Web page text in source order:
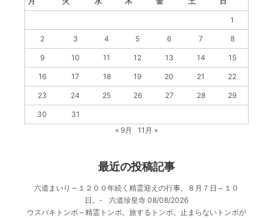
1
2 3 4 5 6 7 8
9 10 11 12 13 14 15
16 17 18 19 20 21 22
23 24 25 26 27 28 29
30
31
« 9月
11月 »
最近の投稿記事
六道まいり – １２００年続く精霊迎えの行事。８月７日～１０
日。‐ 六道珍皇寺 08/08/2026
ウスバキトンボ – 精霊トンボ。旅するトンボ。止まらないトンボが